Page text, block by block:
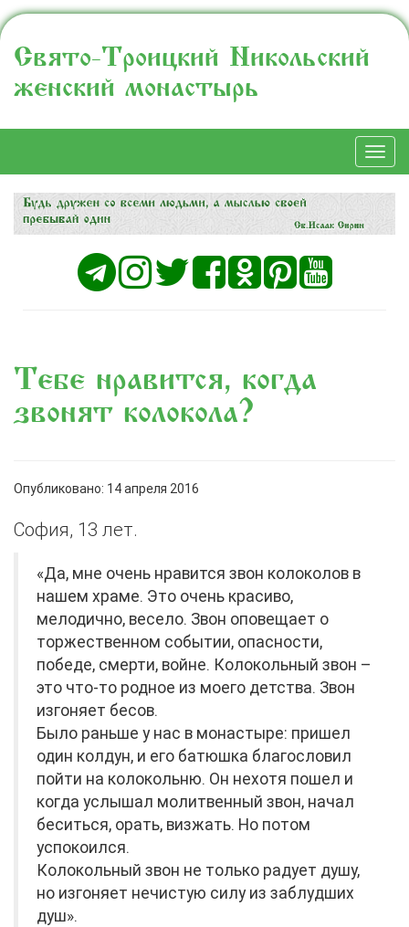
Свято-Троицкий Никольский
женский монастырь
Тебе нравится, когда
звонят колокола?
Опубликовано: 14 апреля 2016
София, 13 лет.
«Да, мне очень нравится звон колоколов в
нашем храме. Это очень красиво,
мелодично, весело. Звон оповещает о
торжественном событии, опасности,
победе, смерти, войне. Колокольный звон –
это что-то родное из моего детства. Звон
изгоняет бесов.
Было раньше у нас в монастыре: пришел
один колдун, и его батюшка благословил
пойти на колокольню. Он нехотя пошел и
когда услышал молитвенный звон, начал
беситься, орать, визжать. Но потом
успокоился.
Колокольный звон не только радует душу,
но изгоняет нечистую силу из заблудших
душ».